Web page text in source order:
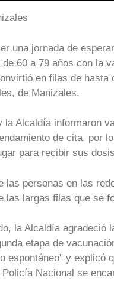
una jornada de
60 a 79 años con la
en filas de hasta
de Manizales.
la Alcaldía informaron
de cita, por
para recibir sus
las personas en las
las largas filas que se
la Alcaldía agradeció
etapa de
espontáneo" y explicó
Nacional se